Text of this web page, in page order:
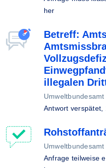
her
Betreff:
illegalen
Umweltbundesamt
Antwort verspätet,
Umweltbundesamt
Anfrage teilweise